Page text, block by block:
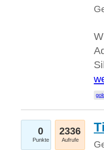
0
Punkte
2336
Aufrufe